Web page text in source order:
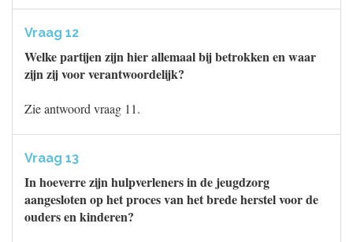
Vraag 12
Welke partijen zijn hier allemaal bij betrokken en waar
zijn zij voor verantwoordelijk?
Zie antwoord vraag 11.
Vraag 13
In hoeverre zijn hulpverleners in de jeugdzorg
aangesloten op het proces van het brede herstel voor de
ouders en kinderen?